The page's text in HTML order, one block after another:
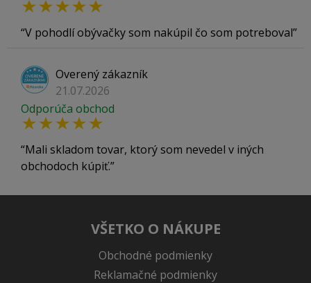
V pohodlí obývačky som nakúpil čo som potreboval
Overený zákazník
21.07.2026
Odporúča obchod
Mali skladom tovar, ktorý som nevedel v iných
obchodoch kúpiť.
VŠETKO O NÁKUPE
Obchodné podmienky
Reklamačné podmienky